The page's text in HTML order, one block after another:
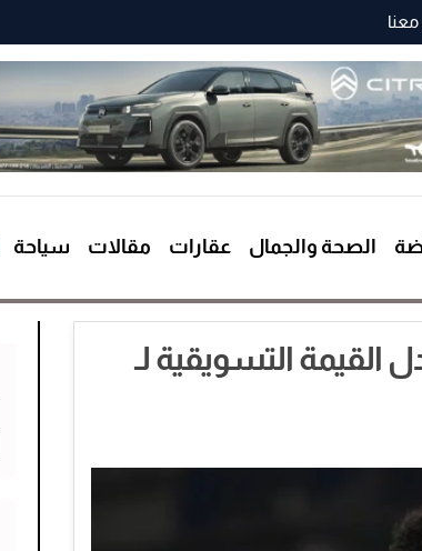
الصحة والجمال عقارات مقالات سياحة
التسويقية لـ